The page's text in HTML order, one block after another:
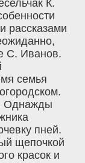
К.
рассказами
С. Иванов.
семья
Однажды
пней.
щепочкой
красок и